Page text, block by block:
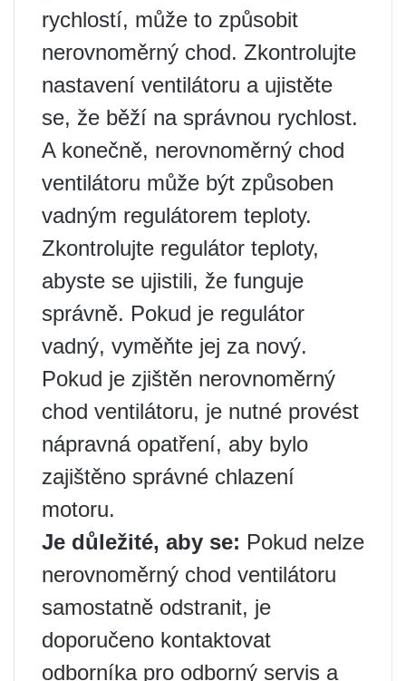
rychlostí, může to způsobit
nerovnoměrný chod. Zkontrolujte
nastavení ventilátoru a ujistěte
se, že běží na správnou rychlost.
A konečně, nerovnoměrný chod
ventilátoru může být způsoben
vadným regulátorem teploty.
Zkontrolujte regulátor teploty,
abyste se ujistili, že funguje
správně. Pokud je regulátor
vadný, vyměňte jej za nový.
Pokud je zjištěn nerovnoměrný
chod ventilátoru, je nutné provést
nápravná opatření, aby bylo
zajištěno správné chlazení
motoru.
Je důležité, aby se: Pokud nelze
nerovnoměrný chod ventilátoru
samostatně odstranit, je
doporučeno kontaktovat
odborníka pro odborný servis a